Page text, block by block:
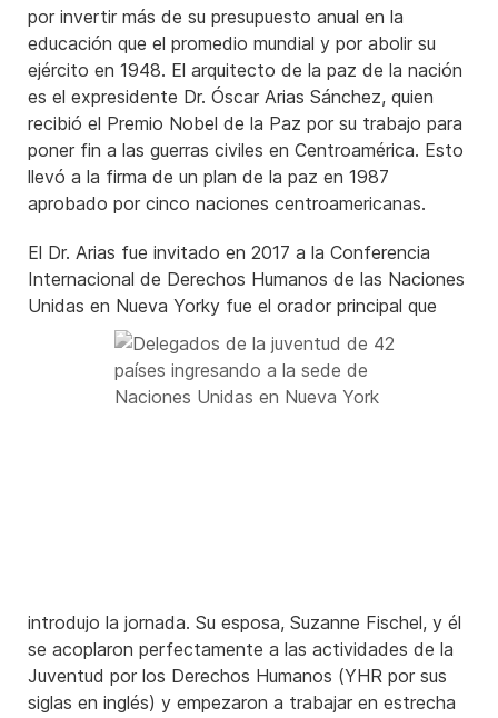
por invertir más de su presupuesto anual en la
educación que el promedio mundial y por abolir su
ejército en 1948. El arquitecto de la paz de la nación
es el expresidente Dr. Óscar Arias Sánchez, quien
recibió el Premio Nobel de la Paz por su trabajo para
poner fin a las guerras civiles en Centroamérica. Esto
llevó a la firma de un plan de la paz en 1987
aprobado por cinco naciones centroamericanas.
El Dr. Arias fue invitado en 2017 a la Conferencia
Internacional de Derechos Humanos de las Naciones
Unidas en Nueva Yorky fue el orador principal que
introdujo la jornada. Su esposa, Suzanne Fischel, y él
se acoplaron perfectamente a las actividades de la
Juventud por los Derechos Humanos (YHR por sus
siglas en inglés) y empezaron a trabajar en estrecha